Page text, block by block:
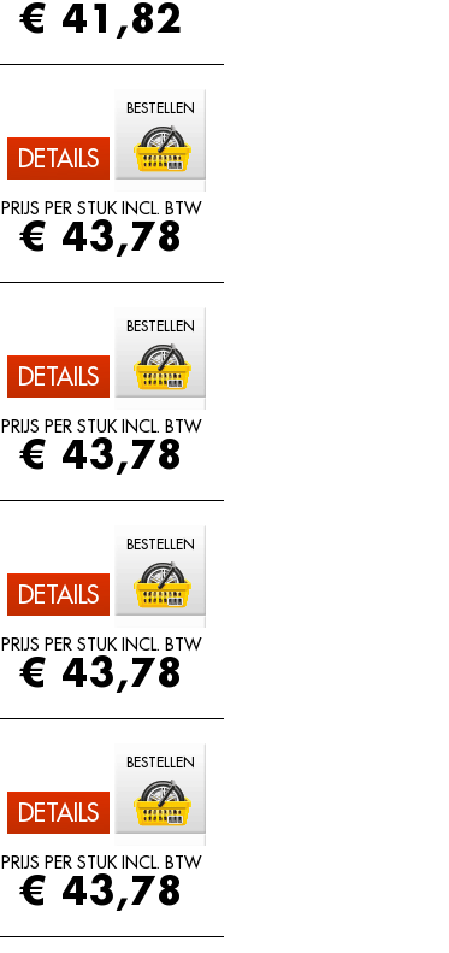
€ 41,82
DETAILS
BESTELLEN
PRIJS PER STUK INCL. BTW
€ 43,78
DETAILS
BESTELLEN
PRIJS PER STUK INCL. BTW
€ 43,78
DETAILS
BESTELLEN
PRIJS PER STUK INCL. BTW
€ 43,78
DETAILS
BESTELLEN
PRIJS PER STUK INCL. BTW
€ 43,78